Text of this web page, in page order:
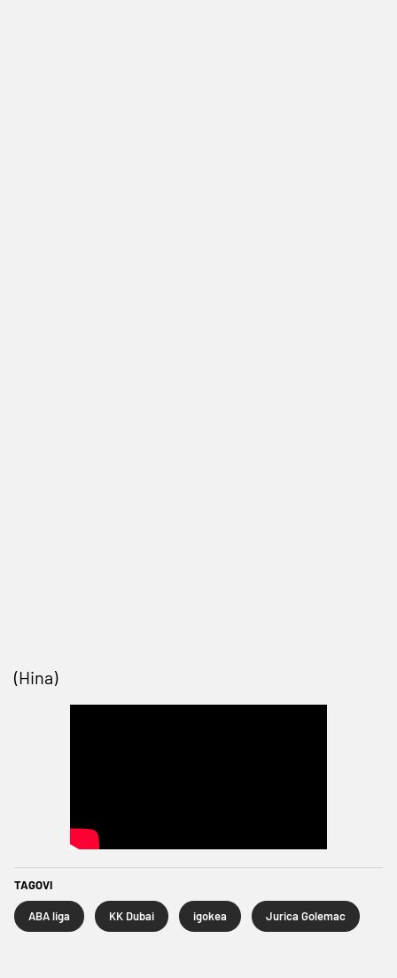
(Hina)
TAGOVI
ABA liga KK Dubai igokea Jurica Golemac